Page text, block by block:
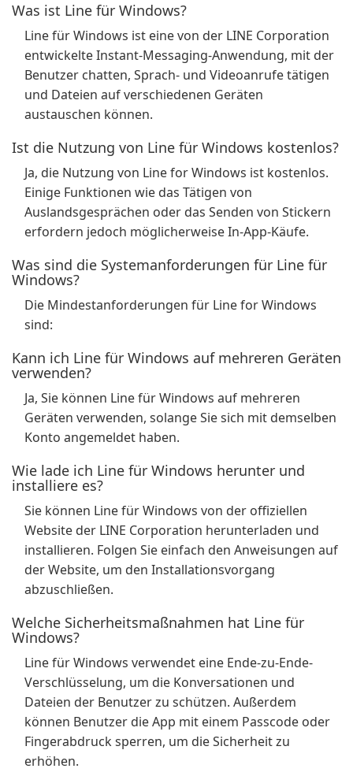
Was ist Line für Windows?
Line für Windows ist eine von der LINE Corporation
entwickelte Instant-Messaging-Anwendung, mit der
Benutzer chatten, Sprach- und Videoanrufe tätigen
und Dateien auf verschiedenen Geräten
austauschen können.
Ist die Nutzung von Line für Windows kostenlos?
Ja, die Nutzung von Line for Windows ist kostenlos.
Einige Funktionen wie das Tätigen von
Auslandsgesprächen oder das Senden von Stickern
erfordern jedoch möglicherweise In-App-Käufe.
Was sind die Systemanforderungen für Line für
Windows?
Die Mindestanforderungen für Line for Windows
sind:
Kann ich Line für Windows auf mehreren Geräten
verwenden?
Ja, Sie können Line für Windows auf mehreren
Geräten verwenden, solange Sie sich mit demselben
Konto angemeldet haben.
Wie lade ich Line für Windows herunter und
installiere es?
Sie können Line für Windows von der offiziellen
Website der LINE Corporation herunterladen und
installieren. Folgen Sie einfach den Anweisungen auf
der Website, um den Installationsvorgang
abzuschließen.
Welche Sicherheitsmaßnahmen hat Line für
Windows?
Line für Windows verwendet eine Ende-zu-Ende-
Verschlüsselung, um die Konversationen und
Dateien der Benutzer zu schützen. Außerdem
können Benutzer die App mit einem Passcode oder
Fingerabdruck sperren, um die Sicherheit zu
erhöhen.